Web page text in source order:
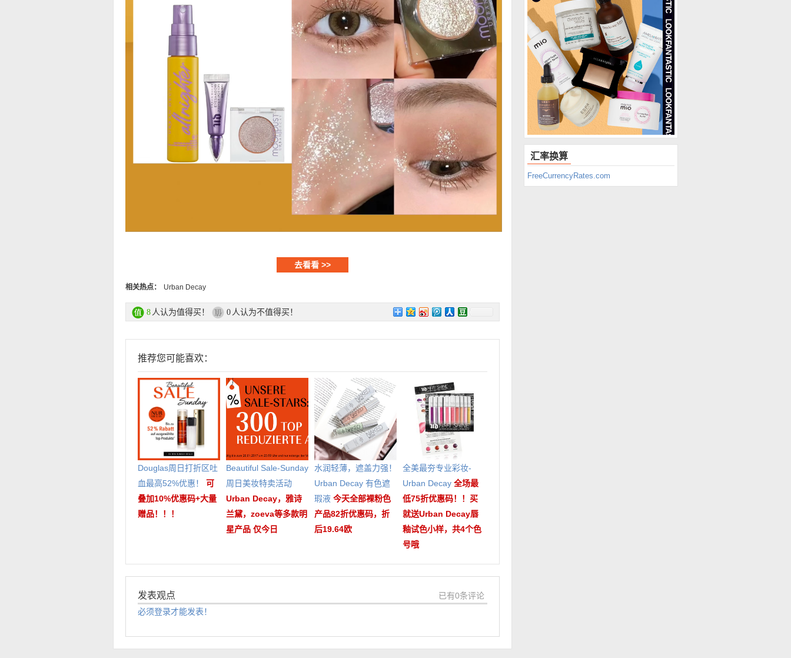
去看看 >>
相关热点： Urban Decay
8 人认为值得买！ 0 人认为不值得买！
推荐您可能喜欢：
Douglas周日打折区吐
血最高52%优惠！ 可
叠加10%优惠码+大量
赠品！！！
Beautiful Sale-Sunday
周日美妆特卖活动
Urban Decay，雅诗
兰黛，zoeva等多款明
星产品 仅今日
水润轻薄，遮盖力强！
Urban Decay 有色遮
瑕液 今天全部裸粉色
产品82折优惠码，折
后19.64欧
全美最夯专业彩妆-
Urban Decay 全场最
低75折优惠码！！买
就送Urban Decay唇
釉试色小样，共4个色
号哦
发表观点
已有0条评论
必须登录才能发表！
汇率换算
FreeCurrencyRates.com